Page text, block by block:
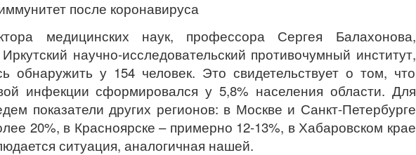
медицинских наук, профессора Сергея Балахонова,
научно-исследовательский противочумный институт,
обнаружить у 154 человек. Это свидетельствует о том, что
инфекции сформировался у 5,8% населения области. Для
показатели других регионов: в Москве и Санкт-Петербурге
20%, в Красноярске – примерно 12-13%, в Хабаровском крае
ситуация, аналогичная нашей.